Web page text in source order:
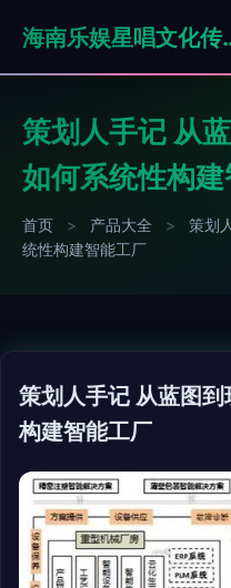
海南乐娱
策划人手记 从
如何系统性构
首页 > 产品大全 >
策划
统性构建智能工厂
策划人手记 从蓝图
构建智能工厂